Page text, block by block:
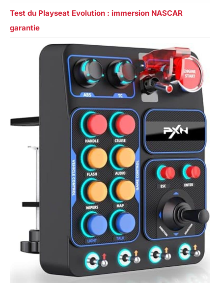
Test du Playseat Evolution : immersion NASCAR
garantie